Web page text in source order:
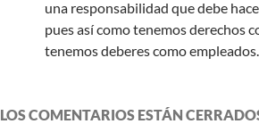
una responsabilidad que debe
pues así como tenemos derechos
tenemos deberes como empleados.
LOS COMENTARIOS ESTÁN